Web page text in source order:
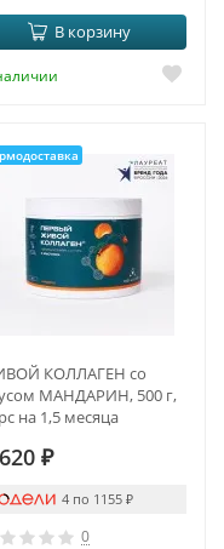
В корзину
КОЛЛАГЕН со
МАНДАРИН, 500 г,
на 1,5 месяца
₽
4 по 1155 ₽
0